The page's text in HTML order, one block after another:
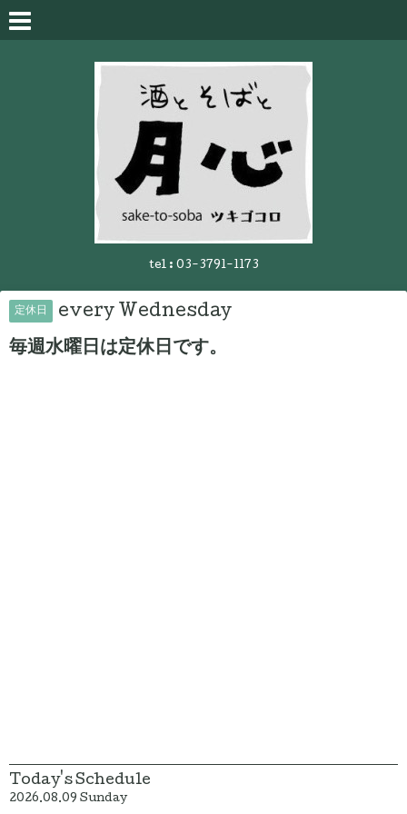
tel : 03-3791-1173
定休日 every Wednesday
毎週水曜日は定休日です。
Today's Schedule
2026.08.09 Sunday